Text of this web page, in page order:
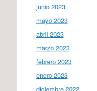
junio 2023
mayo 2023
abril 2023
marzo 2023
febrero 2023
enero 2023
diciembre 2022